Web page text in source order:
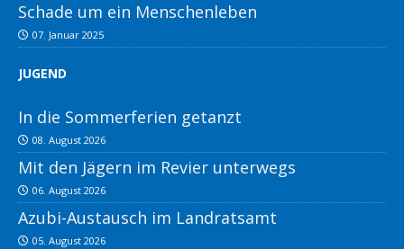
Schade um ein Menschenleben
07. Januar 2025
JUGEND
In die Sommerferien getanzt
08. August 2026
Mit den Jägern im Revier unterwegs
06. August 2026
Azubi-Austausch im Landratsamt
05. August 2026